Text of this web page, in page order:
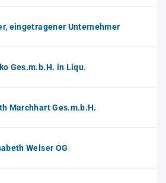
eingetragener Unternehmer
Ges.m.b.H. in Liqu.
Marchhart Ges.m.b.H.
Welser OG